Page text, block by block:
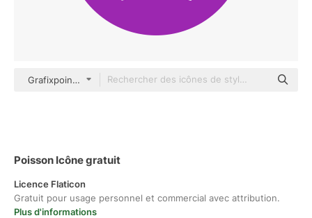
Grafixpoint Others
Poisson Icône gratuit
Licence Flaticon
Gratuit pour usage personnel et commercial avec attribution.
Plus d'informations